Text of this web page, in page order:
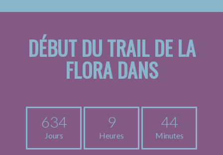
DÉBUT DU TRAIL DE LA
FLORA DANS
634
Jours
9
Heures
44
Minutes